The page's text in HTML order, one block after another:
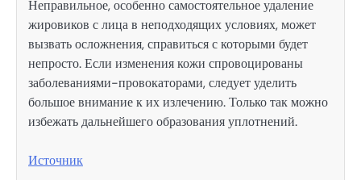
Неправильное, особенно самостоятельное удаление
жировиков с лица в неподходящих условиях, может
вызвать осложнения, справиться с которыми будет
непросто. Если изменения кожи спровоцированы
заболеваниями-провокаторами, следует уделить
большое внимание к их излечению. Только так можно
избежать дальнейшего образования уплотнений.
Источник